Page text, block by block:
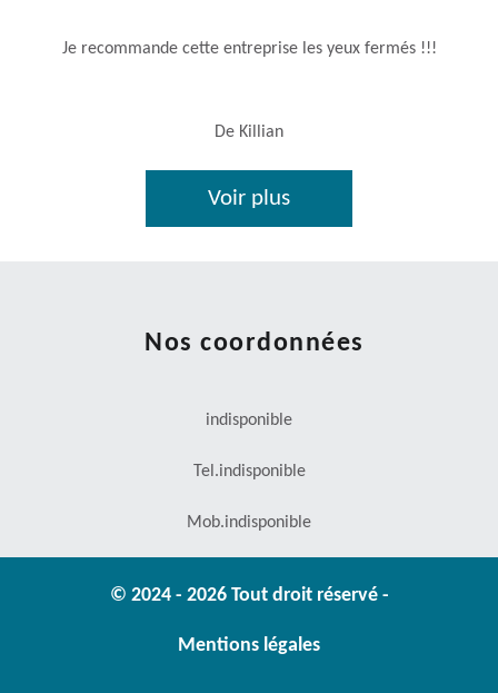
Je recommande cette entreprise les yeux fermés !!!
De Killian
Voir plus
Nos coordonnées
indisponible
Tel.indisponible
Mob.indisponible
© 2024 - 2026 Tout droit réservé -
Mentions légales